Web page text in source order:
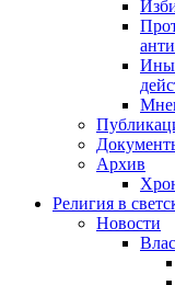
Архив
Религия в
Новости